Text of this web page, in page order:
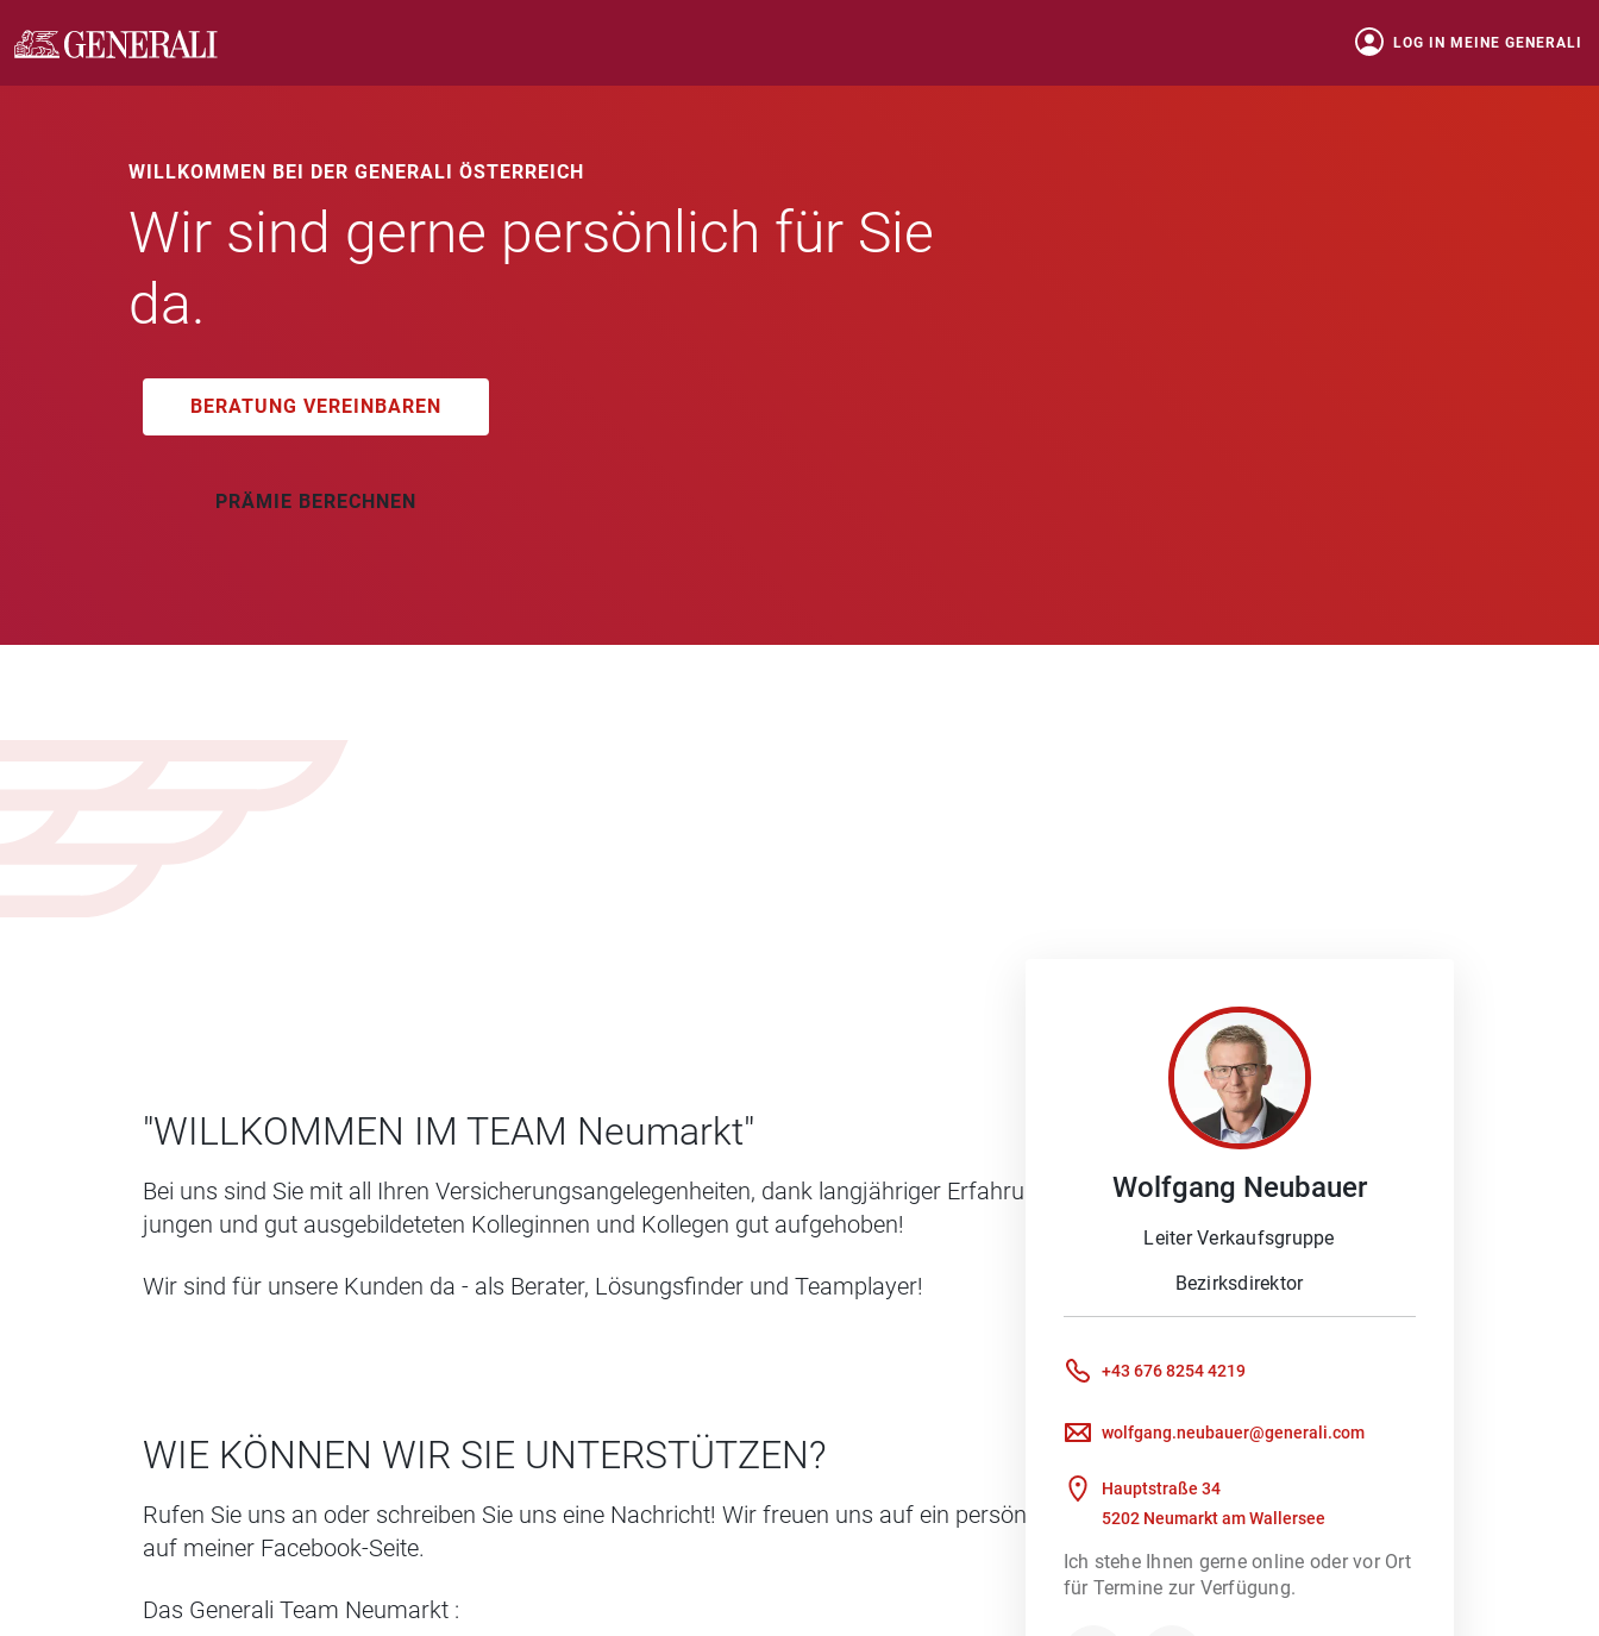
LOG IN MEINE GENERALI
WILLKOMMEN BEI DER GENERALI ÖSTERREICH
Wir sind gerne persönlich für Sie
da.
BERATUNG VEREINBAREN
PRÄMIE BERECHNEN
Wolfgang Neubauer
Leiter Verkaufsgruppe
Bezirksdirektor
+43 676 8254 4219
wolfgang.neubauer@generali.com
Hauptstraße 34
5202 Neumarkt am Wallersee
Ich stehe Ihnen gerne online oder vor Ort
für Termine zur Verfügung.
"WILLKOMMEN IM TEAM Neumarkt"
Bei uns sind Sie mit all Ihren Versicherungsangelegenheiten, dank langjähriger Erfahrung und frischem Wind, durch unsere
jungen und gut ausgebildeteten Kolleginnen und Kollegen gut aufgehoben!
Wir sind für unsere Kunden da - als Berater, Lösungsfinder und Teamplayer!
WIE KÖNNEN WIR SIE UNTERSTÜTZEN?
Rufen Sie uns an oder schreiben Sie uns eine Nachricht! Wir freuen uns auf ein persönliches Gespräch oder auf Ihren Besuch
auf meiner Facebook-Seite.
Das Generali Team Neumarkt :